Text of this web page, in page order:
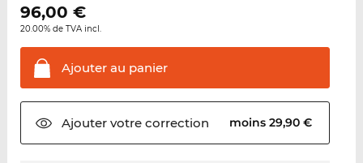
96,00 €
20.00% de TVA incl.
Ajouter au panier
Ajouter votrecorrection moins 29,90 €